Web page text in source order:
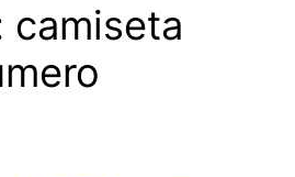
camiseta